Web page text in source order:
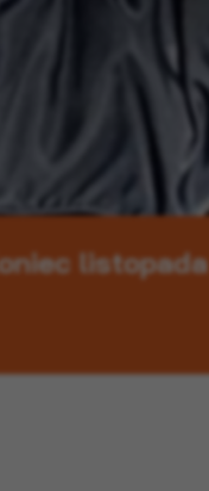
listopada